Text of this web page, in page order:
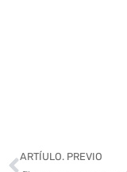
ARTÍULO. PREVIO